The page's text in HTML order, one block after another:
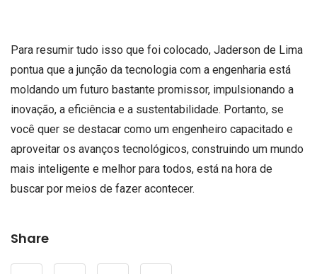
Para resumir tudo isso que foi colocado, Jaderson de Lima
pontua que a junção da tecnologia com a engenharia está
moldando um futuro bastante promissor, impulsionando a
inovação, a eficiência e a sustentabilidade. Portanto, se
você quer se destacar como um engenheiro capacitado e
aproveitar os avanços tecnológicos, construindo um mundo
mais inteligente e melhor para todos, está na hora de
buscar por meios de fazer acontecer.
Share